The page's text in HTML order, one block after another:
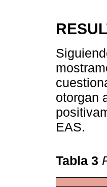
otorgan
EAS.
Tabla 3